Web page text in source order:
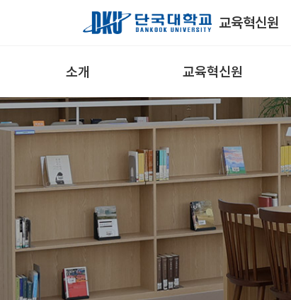
Skip to Main Content
교육혁신원
소개 교육혁신원